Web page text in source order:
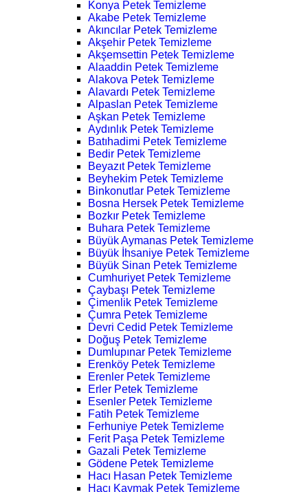
Konya Petek Temizleme
Akabe Petek Temizleme
Akıncılar Petek Temizleme
Akşehir Petek Temizleme
Akşemsettin Petek Temizleme
Alaaddin Petek Temizleme
Alakova Petek Temizleme
Alavardı Petek Temizleme
Alpaslan Petek Temizleme
Aşkan Petek Temizleme
Aydınlık Petek Temizleme
Batıhadimi Petek Temizleme
Bedir Petek Temizleme
Beyazıt Petek Temizleme
Beyhekim Petek Temizleme
Binkonutlar Petek Temizleme
Bosna Hersek Petek Temizleme
Bozkır Petek Temizleme
Buhara Petek Temizleme
Büyük Aymanas Petek Temizleme
Büyük İhsaniye Petek Temizleme
Büyük Sinan Petek Temizleme
Cumhuriyet Petek Temizleme
Çaybaşı Petek Temizleme
Çimenlik Petek Temizleme
Çumra Petek Temizleme
Devri Cedid Petek Temizleme
Doğuş Petek Temizleme
Dumlupınar Petek Temizleme
Erenköy Petek Temizleme
Erenler Petek Temizleme
Erler Petek Temizleme
Esenler Petek Temizleme
Fatih Petek Temizleme
Ferhuniye Petek Temizleme
Ferit Paşa Petek Temizleme
Gazali Petek Temizleme
Gödene Petek Temizleme
Hacı Hasan Petek Temizleme
Hacı Kaymak Petek Temizleme